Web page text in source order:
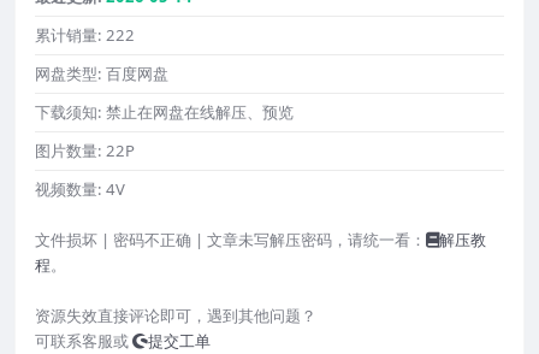
累计销量: 222
网盘类型: 百度网盘
下载须知: 禁止在网盘在线解压、预览
图片数量: 22P
视频数量: 4V
文件损坏 | 密码不正确 | 文章未写解压密码，请统一看：
解压教
程。
资源失效直接评论即可，遇到其他问题？
可联系客服或
提交工单